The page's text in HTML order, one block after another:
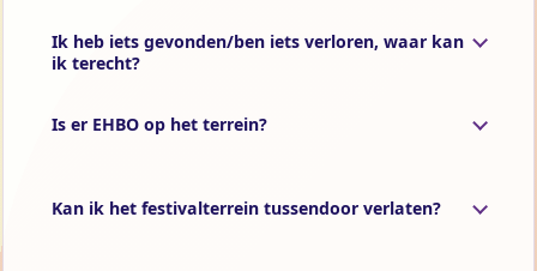
Ik heb iets gevonden/ben iets verloren, waar kan
ik terecht?
Is er EHBO op het terrein?
Kan ik het festivalterrein tussendoor verlaten?